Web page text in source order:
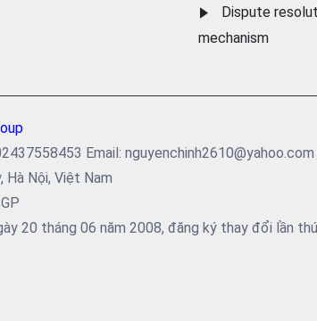
Dispute
mechanism
Email: nguyenchinh2610@yahoo.com
Hà Nội, Việt Nam
20 tháng 06 năm 2008, đăng ký thay đổi lần